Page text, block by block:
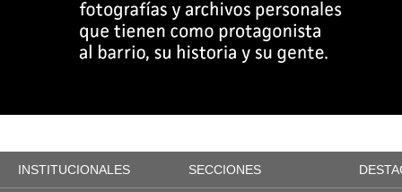
INSTITUCIONALES SECCIONES